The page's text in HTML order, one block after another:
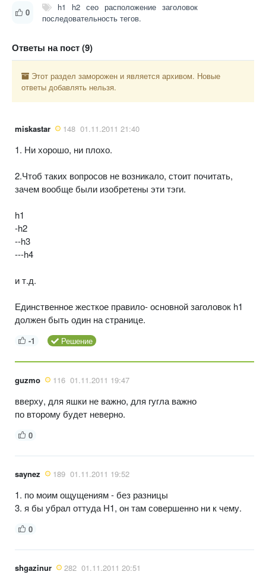
0 h1 h2 сео расположение заголовок
последовательность тегов.
Ответы на пост (9)
Этот раздел заморожен и является архивом. Новые
ответы добавлять нельзя.
miskastar 148 01.11.2011 21:40
1. Ни хорошо, ни плохо.
2.Чтоб таких вопросов не возникало, стоит почитать,
зачем вообще были изобретены эти тэги.
h1
-h2
--h3
---h4
и т.д.
Единственное жесткое правило- основной заголовок h1
должен быть один на странице.
-1 Решение
guzmo 116 01.11.2011 19:47
вверху, для яшки не важно, для гугла важно
по второму будет неверно.
0
saynez 189 01.11.2011 19:52
1. по моим ощущениям - без разницы
3. я бы убрал оттуда H1, он там совершенно ни к чему.
0
shgazinur 282 01.11.2011 20:51